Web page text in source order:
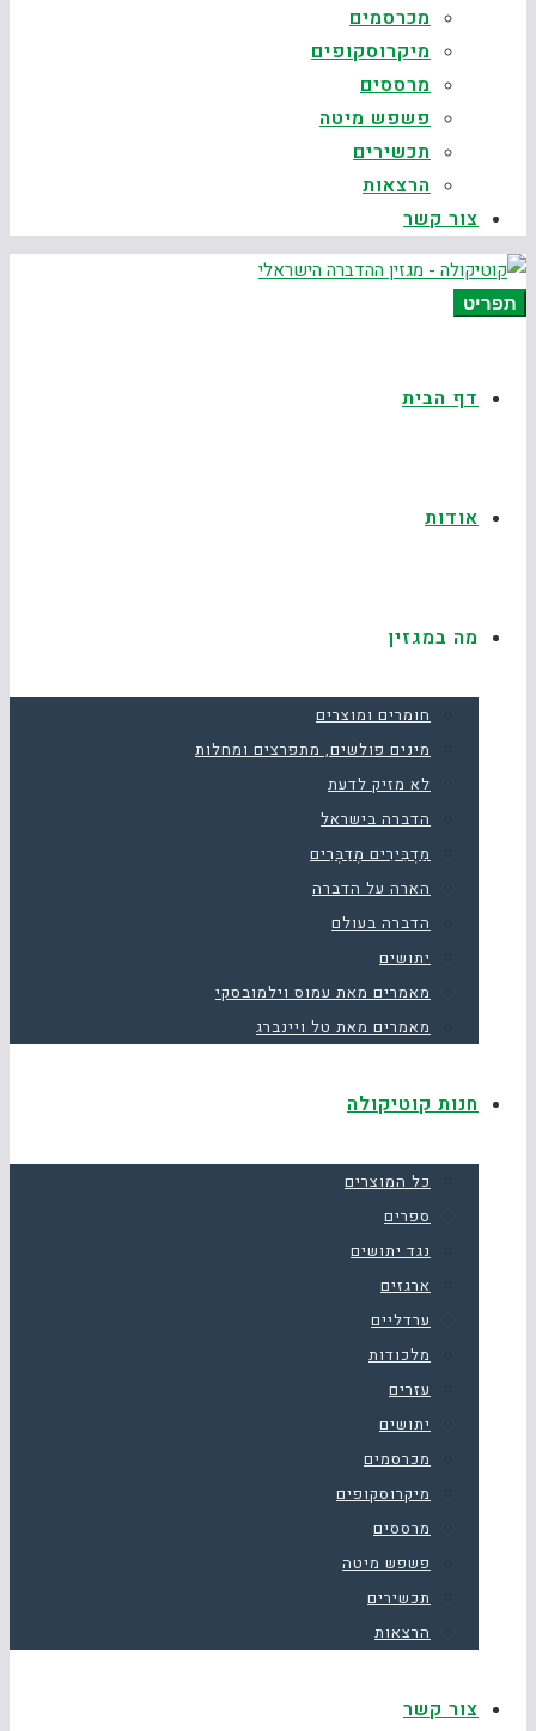
מכרסמים
מיקרוסקופים
מרססים
פשפש מיטה
תכשירים
הרצאות
צור קשר
תפריט
דף הבית
אודות
מה במגזין
חומרים ומוצרים
מינים פולשים, מתפרצים ומחלות
לא מזיק לדעת
הדברה בישראל
מַדְבִּירִים מְדַבְּרִים
הארה על הדברה
הדברה בעולם
יתושים
מאמרים מאת עמוס וילמובסקי
מאמרים מאת טל ויינברג
חנות קוטיקולה
כל המוצרים
ספרים
נגד יתושים
ארגזים
ערדליים
מלכודות
עזרים
יתושים
מכרסמים
מיקרוסקופים
מרססים
פשפש מיטה
תכשירים
הרצאות
צור קשר